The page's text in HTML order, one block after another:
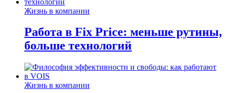
Жизнь в компании
Работа в Fix Price: меньше рутины,
больше технологий
Жизнь в компании